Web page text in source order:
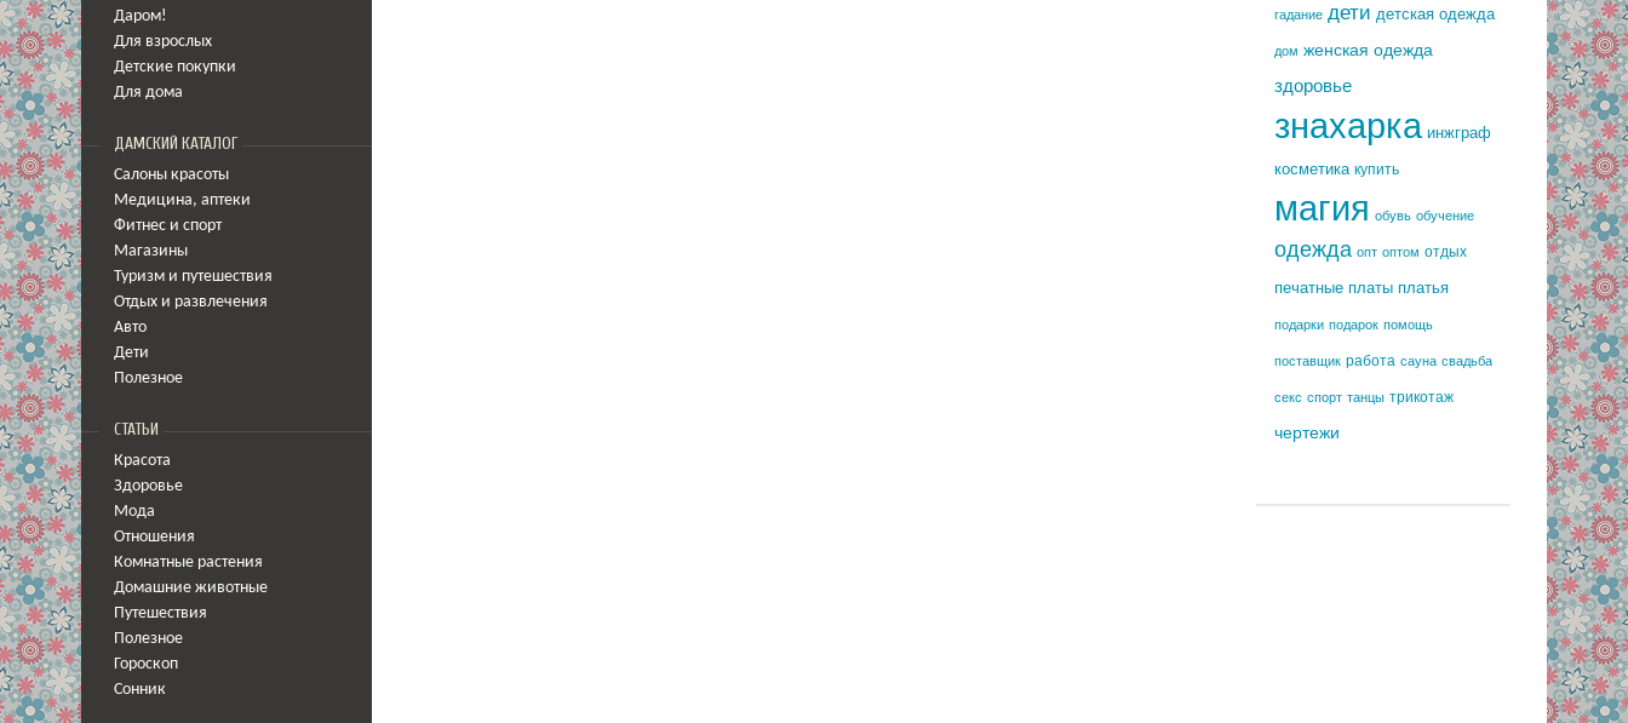
Даром!
Для взрослых
Детские покупки
Для дома
ДАМСКИЙ КАТАЛОГ
Салоны красоты
Медицина, аптеки
Фитнес и спорт
Магазины
Туризм и путешествия
Отдых и развлечения
Авто
Дети
Полезное
СТАТЬИ
Красота
Здоровье
Мода
Отношения
Комнатные растения
Домашние животные
Путешествия
Полезное
Гороскоп
Сонник
гадание дети детская одежда
дом женская одежда
здоровье
знахарка инжграф
косметика купить
магия обувь обучение
одежда опт оптом отдых
печатные платы платья
подарки подарок помощь
поставщик работа сауна свадьба
секс спорт танцы трикотаж
чертежи